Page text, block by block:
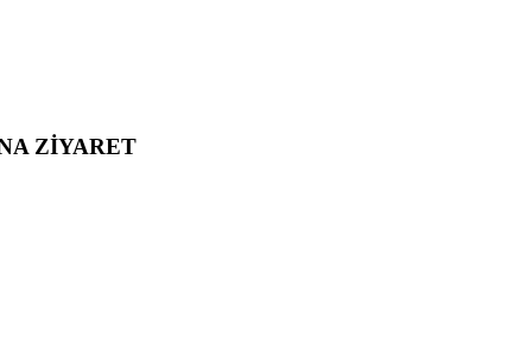
ZİYARET